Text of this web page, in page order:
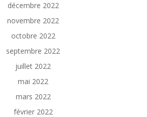
décembre 2022
novembre 2022
octobre 2022
septembre 2022
juillet 2022
mai 2022
mars 2022
février 2022